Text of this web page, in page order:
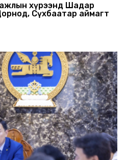
ажлын хүрээнд Шадар
Сүхбаатар аймагт